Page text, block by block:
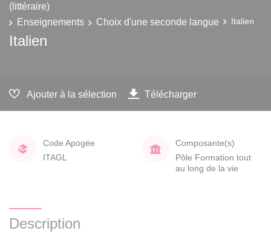
(littéraire)
Enseignements
Choix d'une seconde langue Italien
Italien
Ajouter à la sélection Télécharger
Code Apogée
ITAGL
Composante(s)
Pôle Formation tout
au long de la vie
Description